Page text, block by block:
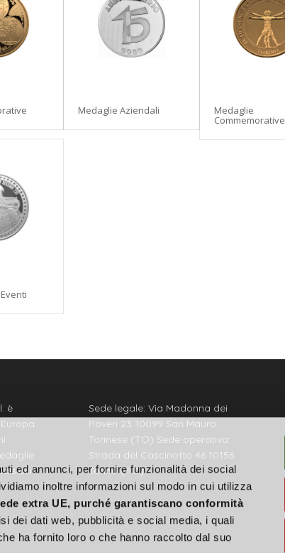
ed annunci, per fornire funzionalità dei social
inoltre informazioni sul modo in cui utilizza
extra UE, purché garantiscano conformità
dei dati web, pubblicità e social media, i quali
ha fornito loro o che hanno raccolto dal suo
Medaglie Aziendali Medaglie
Commemorative
è
Sede legale: Via Madonna dei
Poveri 23 10099 San Mauro
Torinese (TO) Sede operativa:
Strada del Cascinotto 46 10156
Torino (TO)